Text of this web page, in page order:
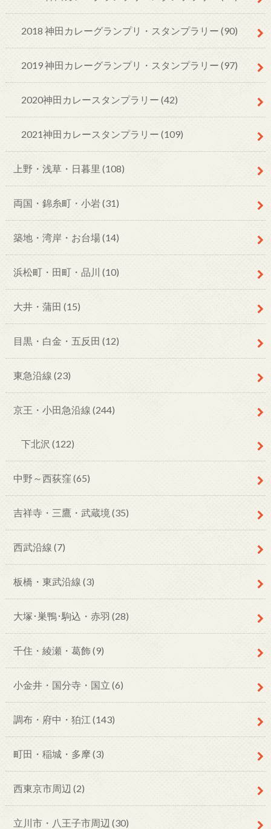
2018 神田カレーグランプリ・スタンプラリー (90)
2019 神田カレーグランプリ・スタンプラリー (97)
2020神田カレースタンプラリー (42)
2021神田カレースタンプラリー (109)
上野・浅草・日暮里 (108)
両国・錦糸町・小岩(31)
築地・湾岸・お台場(14)
浜松町・田町・品川 (10)
大井・蒲田 (15)
目黒・白金・五反田 (12)
東急沿線 (23)
京王・小田急沿線 (244)
下北沢 (122)
中野～西荻窪 (65)
吉祥寺・三鷹・武蔵境 (35)
西武沿線 (7)
板橋・東武沿線 (3)
大塚･巣鴨･駒込・赤羽 (28)
千住・綾瀬・葛飾(9)
小金井・国分寺・国立 (6)
調布・府中・狛江 (143)
町田・稲城・多摩(3)
西東京市周辺 (2)
立川市・八王子市周辺 (30)